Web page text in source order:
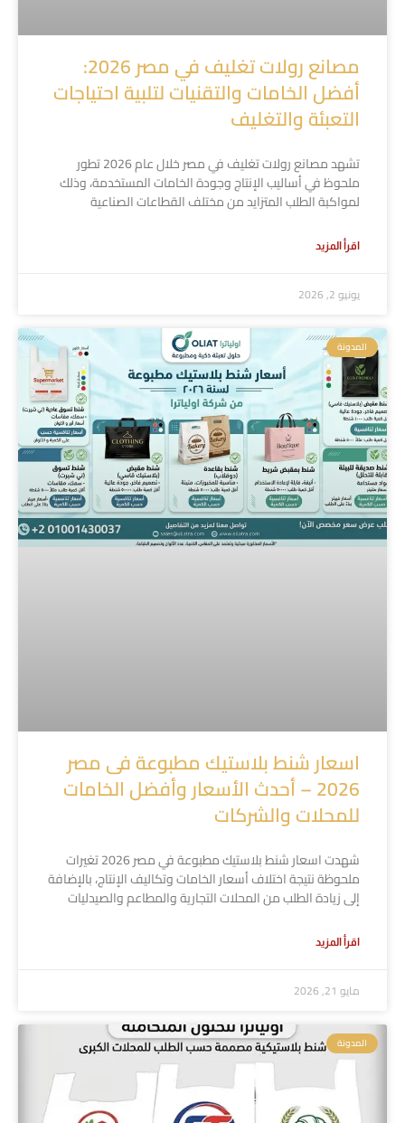
مصانع رولات تغليف في مصر 2026:
أفضل الخامات والتقنيات لتلبية احتياجات
التعبئة والتغليف
تشهد مصانع رولات تغليف في مصر خلال عام 2026 تطور
ملحوظ في أساليب الإنتاج وجودة الخامات المستخدمة، وذلك
لمواكبة الطلب المتزايد من مختلف القطاعات الصناعية
اقرأ المزيد
يونيو 2, 2026
المدونة
اسعار شنط بلاستيك مطبوعة فى مصر
2026 – أحدث الأسعار وأفضل الخامات
للمحلات والشركات
شهدت اسعار شنط بلاستيك مطبوعة في مصر 2026 تغيرات
ملحوظة نتيجة اختلاف أسعار الخامات وتكاليف الإنتاج، بالإضافة
إلى زيادة الطلب من المحلات التجارية والمطاعم والصيدليات
اقرأ المزيد
مايو 21, 2026
المدونة